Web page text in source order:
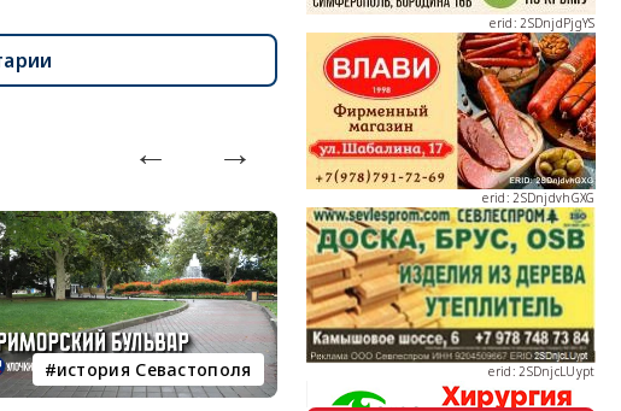
история Севастополя недвижимость
erid: 2SDnjdvhGXG
erid: 2SDnjcLUypt